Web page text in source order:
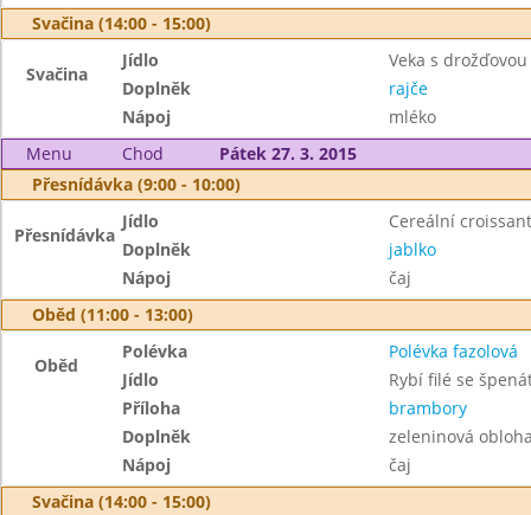
Svačina (14:00 - 15:00)
Svačina
Jídlo
Veka s
Doplněk
rajče
Nápoj
mléko
Menu
Chod
Pátek 27. 3. 2015
Přesnídávka (9:00 - 10:00)
Přesnídávka
Jídlo
Cereální croissant
Doplněk
jablko
Nápoj
čaj
Oběd (11:00 - 13:00)
Oběd
Polévka
Polévka fazolová
Jídlo
Rybí filé se
Příloha
brambory
Doplněk
zeleninová
Nápoj
čaj
Svačina (14:00 - 15:00)